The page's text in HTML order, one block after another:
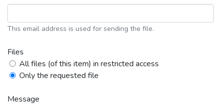
This email address is used for sending the file.
Files
All files (of this item) in restricted access
Only the requested file
Message